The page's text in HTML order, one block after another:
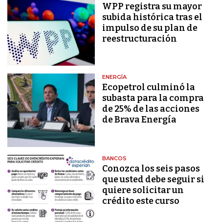
WPP registra su mayor
subida histórica tras el
impulso de su plan de
reestructuración
ENERGÍA
Ecopetrol culminó la
subasta para la compra
de 25% de las acciones
de Brava Energía
BANCOS
Conozca los seis pasos
que usted debe seguir si
quiere solicitar un
crédito este curso